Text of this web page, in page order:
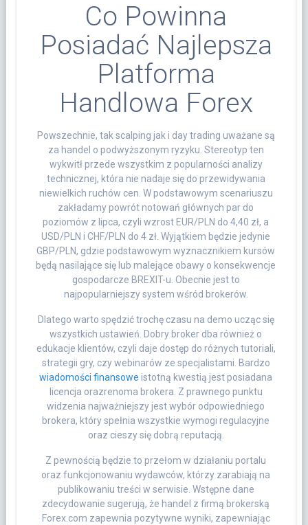
Co Powinna
Posiadać Najlepsza
Platforma
Handlowa Forex
Powszechnie, tak scalping jak i day trading uważane są
za handel o podwyższonym ryzyku. Stereotyp ten
wykwitł przede wszystkim z popularności analizy
technicznej, która nie nadaje się do przewidywania
niewielkich ruchów cen. W podstawowym scenariuszu
zakładamy powrót notowań głównych par do
poziomów z lipca, czyli wzrost EUR/PLN do 4,40 zł, a
USD/PLN i CHF/PLN do 4 zł. Wyjątkiem będzie jedynie
GBP/PLN, gdzie podstawowym wyznacznikiem kursów
będą nasilające się lub malejące obawy o konsekwencje
gospodarcze BREXIT-u. Obecnie jest to
najpopularniejszy system wśród brokerów.
Dlatego warto spędzić trochę czasu na demo ucząc się
wszystkich ustawień. Dobry broker dba również o
edukacje klientów, czyli daje dostęp do różnych tutoriali,
strategii gry, czy webinarów ze specjalistami. Bardzo
wiadomości finansowe istotną kwestią jest posiadana
licencja orazrenoma brokera. Z prawnego punktu
widzenia najważniejszy jest wybór odpowiedniego
brokera, który spełnia wszystkie wymogi regulacyjne
oraz cieszy się dobrą reputacją.
Z pewnością będzie to przełom w działaniu portalu
oraz funkcjonowaniu wydawców, którzy zarabiają na
publikowaniu treści w serwisie. Wstępne dane
zdecydowanie sugerują, że handel z firmą brokerską
Forex.com zapewnia pozytywne wyniki, zapewniając